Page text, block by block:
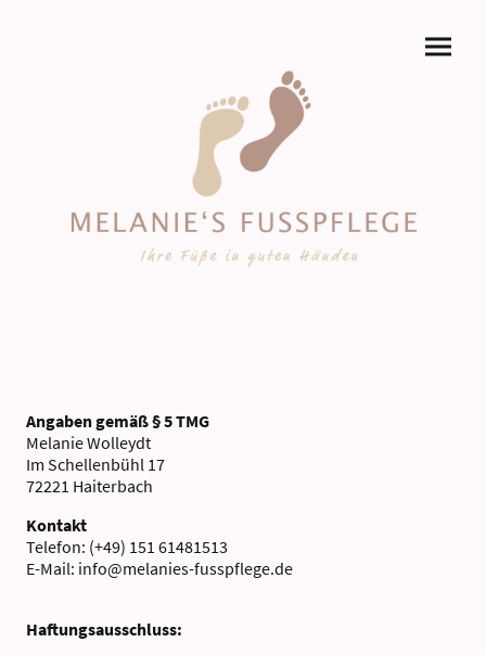
Angaben gemäß § 5 TMG
Melanie Wolleydt
Im Schellenbühl 17
72221 Haiterbach
Kontakt
Telefon: (+49) 151 61481513
E-Mail: info@melanies-fusspflege.de
Haftungsausschluss: